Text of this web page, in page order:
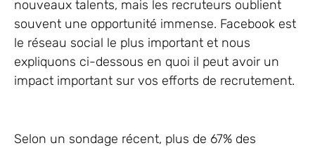
nouveaux talents, mais les recruteurs oublient
souvent une opportunité immense. Facebook est
le réseau social le plus important et nous
expliquons ci-dessous en quoi il peut avoir un
impact important sur vos efforts de recrutement.
Selon un sondage récent, plus de 67% des